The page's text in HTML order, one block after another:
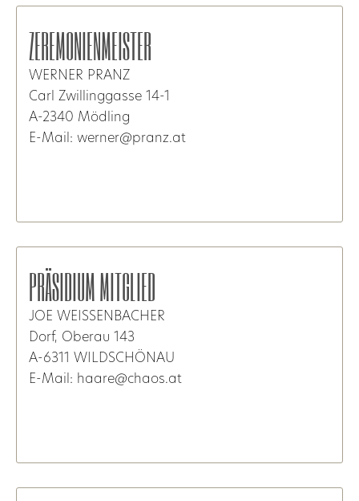
ZEREMONIENMEISTER
WERNER PRANZ
Carl Zwillinggasse 14-1
A-2340 Mödling
E-Mail: werner@pranz.at
PRÄSIDIUM MITGLIED
JOE WEISSENBACHER
Dorf, Oberau 143
A-6311 WILDSCHÖNAU
E-Mail: haare@chaos.at